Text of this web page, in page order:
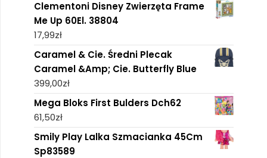
Clementoni Disney Zwierzęta Frame
Me Up 60El. 38804
17,99zł
Caramel & Cie. Średni Plecak
Caramel &Amp; Cie. Butterfly Blue
399,00zł
Mega Bloks First Bulders Dch62
61,50zł
Smily Play Lalka Szmacianka 45Cm
Sp83589